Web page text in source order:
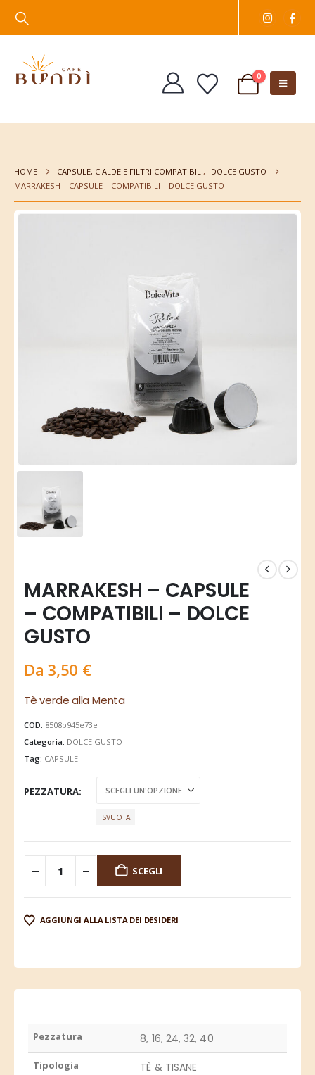
0
HOME CAPSULE, CIALDE E FILTRI COMPATIBILI,
DOLCE GUSTO
MARRAKESH – CAPSULE – COMPATIBILI – DOLCE GUSTO
MARRAKESH – CAPSULE
– COMPATIBILI – DOLCE
GUSTO
Da 3,50 €
Tè verde alla Menta
COD: 8508b945e73e
Categoria: DOLCE GUSTO
Tag: CAPSULE
PEZZATURA
SVUOTA
SCEGLI
AGGIUNGI ALLA LISTA DEI DESIDERI
Pezzatura 8, 16, 24, 32, 40
Tipologia TÈ & TISANE